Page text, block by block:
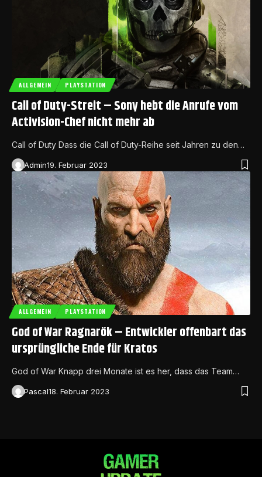
ALLGEMEIN PLAYSTATION
Call of Duty-Streit – Sony hebt die Anrufe vom
Activision-Chef nicht mehr ab
Call of Duty Dass die Call of Duty-Reihe seit Jahren zu den…
Admin19. Februar 2023
ALLGEMEIN PLAYSTATION
God of War Ragnarök – Entwickler offenbart das
ursprüngliche Ende für Kratos
God of War Knapp drei Monate ist es her, dass das Team…
Pascal18. Februar 2023